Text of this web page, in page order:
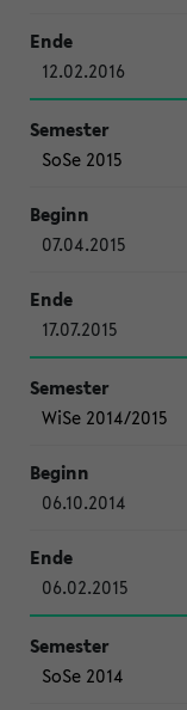
12.02.2016
SoSe 2015
07.04.2015
17.07.2015
WiSe 2014/2015
06.10.2014
06.02.2015
SoSe 2014